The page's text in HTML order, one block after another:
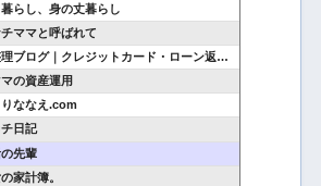
らし、身の丈暮らし
ママと呼ばれて
ログ｜クレジットカード・ローン返済で悩んでいる方へ
の資産運用
ななえ.com
日記
先輩
家計簿。